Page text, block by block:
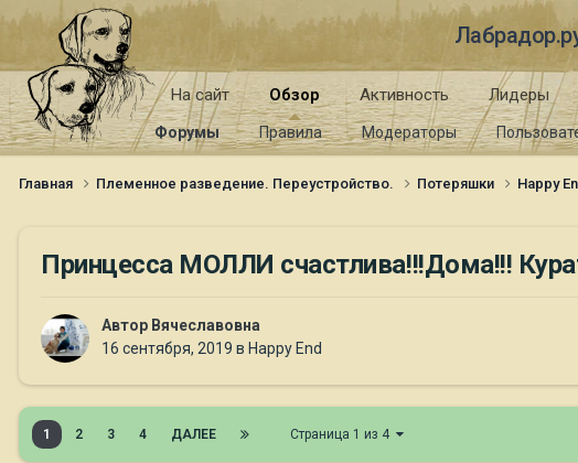
На сайт Обзор
Форумы Правила Модераторы
Активность Лидеры
Главная Племенное разведение. Переустройство. Потеряшки Happy
Принцесса МОЛЛИ счастлива!!!Дома!!!
Автор Вячеславовна
16 сентября, 2019 в Happy End
1 2 3 4 ДАЛЕЕ Страница 1 из 4